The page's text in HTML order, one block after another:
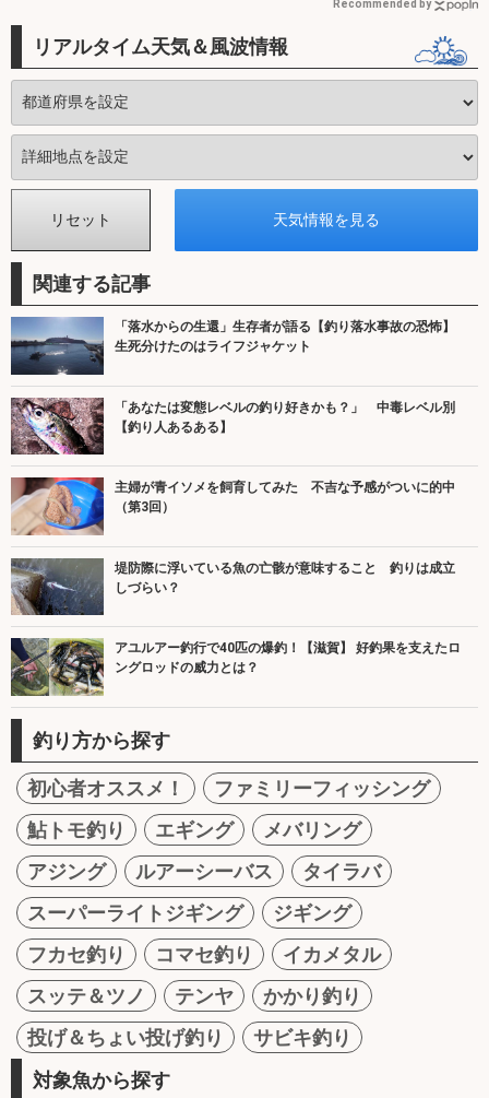
Recommended by
リアルタイム天気＆風波情報
関連する記事
「落水からの生還」生存者が語る【釣り落水事故の恐怖】
生死分けたのはライフジャケット
「あなたは変態レベルの釣り好きかも？」 中毒レベル別
【釣り人あるある】
主婦が青イソメを飼育してみた 不吉な予感がついに的中
（第3回）
堤防際に浮いている魚の亡骸が意味すること 釣りは成立
しづらい？
アユルアー釣行で40匹の爆釣！【滋賀】 好釣果を支えたロ
ングロッドの威力とは？
釣り方から探す
初心者オススメ！
ファミリーフィッシング
鮎トモ釣り
エギング
メバリング
アジング
ルアーシーバス
タイラバ
スーパーライトジギング
ジギング
フカセ釣り
コマセ釣り
イカメタル
スッテ＆ツノ
テンヤ
かかり釣り
投げ＆ちょい投げ釣り
サビキ釣り
対象魚から探す